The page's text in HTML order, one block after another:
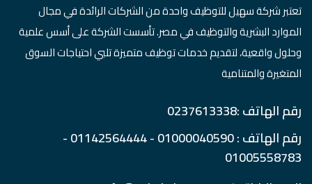
تعتبر شركة سهيل للتوظيف واحدة من الشركات الرائدة في مجال
الموارد البشرية والتوظيف في مصر. تأسست الشركة على أسس علمية
وحلول واقعية، لتقديم خدمات توظيف متميزة تلبي احتياجات السوق
المتغيرة والمتنامية
رقم الهاتف :0237613338
رقم الهاتف : 01000040590 - 01142564444 -
01005558783